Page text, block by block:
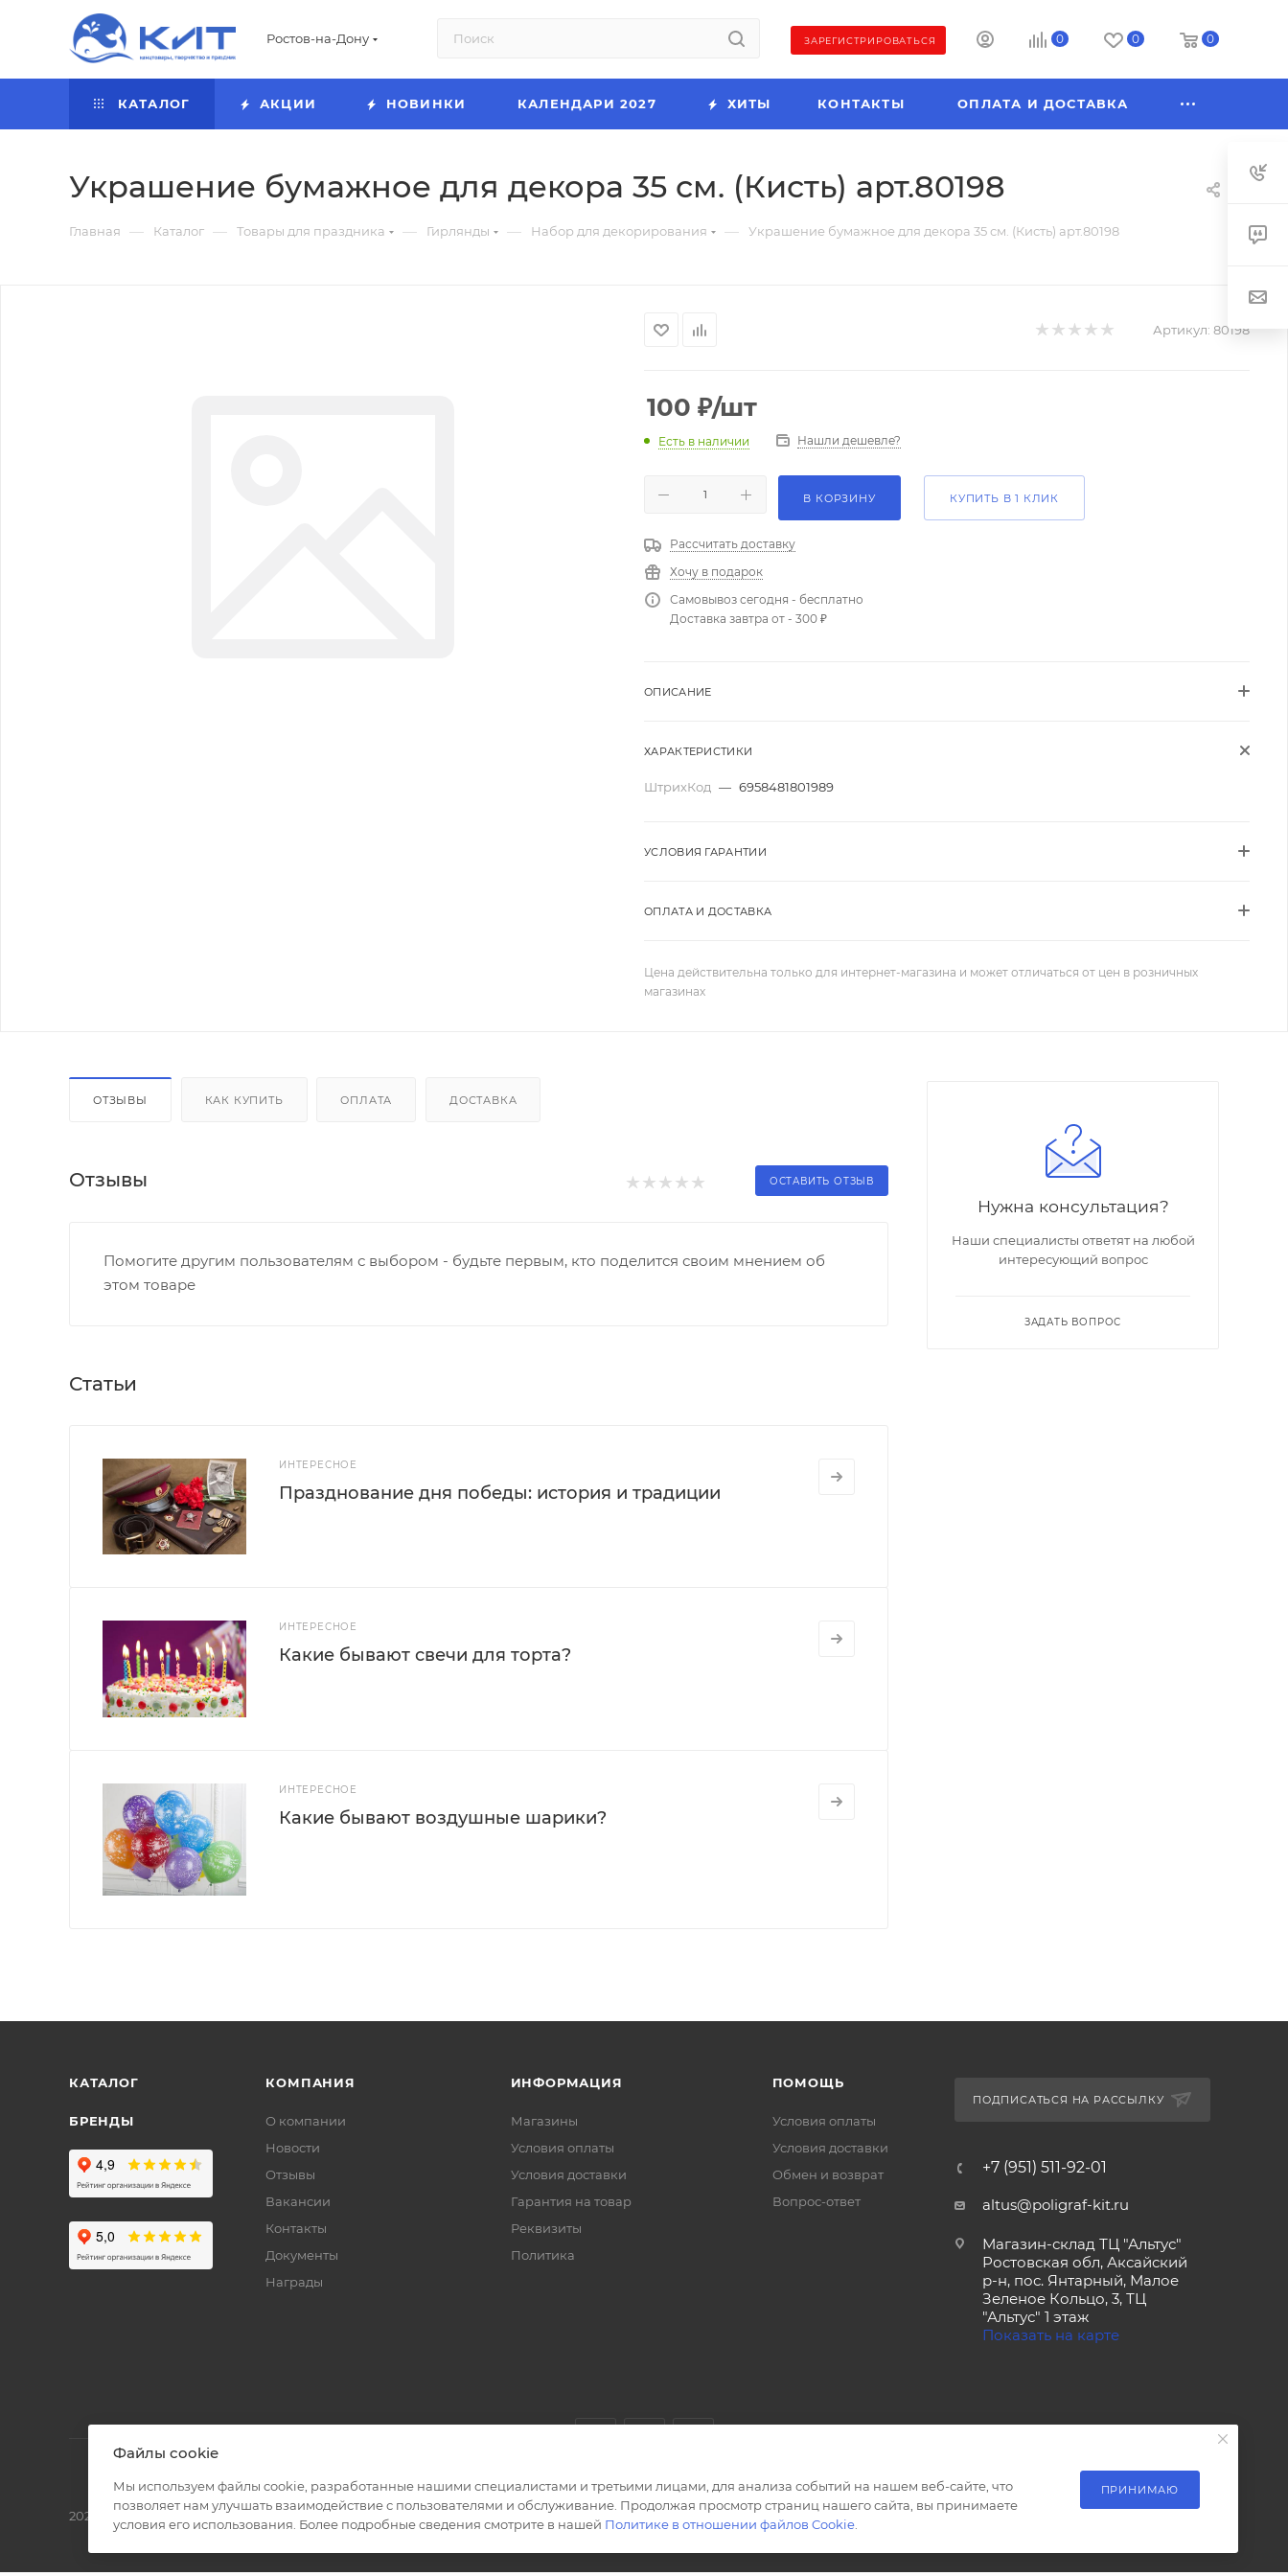
Ростов-на-Дону ЗАРЕГИСТРИРОВАТЬСЯ 0 0 0
КАТАЛОГ АКЦИИ НОВИНКИ КАЛЕНДАРИ 2027 ХИТЫ КОНТАКТЫ ОПЛАТА И ДОСТАВКА
Украшение бумажное для декора 35 см. (Кисть) арт.80198
Главная — Каталог — Товары для праздника — Гирлянды — Набор для декорирования — Украшение бумажное для декора 35 см. (Кисть) арт.80198
Артикул: 80198
100 ₽/шт
Есть в наличии Нашли дешевле?
В КОРЗИНУ КУПИТЬ В 1 КЛИК
Рассчитать доставку
Хочу в подарок
Самовывоз сегодня - бесплатно
Доставка завтра от - 300 ₽
ОПИСАНИЕ
ХАРАКТЕРИСТИКИ
ШтрихКод — 6958481801989
УСЛОВИЯ ГАРАНТИИ
ОПЛАТА И ДОСТАВКА
Цена действительна только для интернет-магазина и может отличаться от цен в розничных
магазинах
ОТЗЫВЫ КАК КУПИТЬ ОПЛАТА ДОСТАВКА
Отзывы ОСТАВИТЬ ОТЗЫВ
Помогите другим пользователям с выбором - будьте первым, кто поделится своим мнением об
этом товаре
Статьи
ИНТЕРЕСНОЕ
Празднование дня победы: история и традиции
ИНТЕРЕСНОЕ
Какие бывают свечи для торта?
ИНТЕРЕСНОЕ
Какие бывают воздушные шарики?
Нужна консультация?
Наши специалисты ответят на любой
интересующий вопрос
ЗАДАТЬ ВОПРОС
КАТАЛОГ
БРЕНДЫ
КОМПАНИЯ
О компании
Новости
Отзывы
Вакансии
Контакты
Документы
Награды
ИНФОРМАЦИЯ
Магазины
Условия оплаты
Условия доставки
Гарантия на товар
Реквизиты
Политика
ПОМОЩЬ
Условия оплаты
Условия доставки
Обмен и возврат
Вопрос-ответ
ПОДПИСАТЬСЯ НА РАССЫЛКУ
+7 (951) 511-92-01
altus@poligraf-kit.ru
Магазин-склад ТЦ "Альтус"
Ростовская обл, Аксайский
р-н, пос. Янтарный, Малое
Зеленое Кольцо, 3, ТЦ
"Альтус" 1 этаж
Показать на карте
2026 © Полиграф кит - интернет-магазин
Файлы cookie
Мы используем файлы cookie, разработанные нашими специалистами и третьими лицами, для анализа событий на нашем веб-сайте, что
позволяет нам улучшать взаимодействие с пользователями и обслуживание. Продолжая просмотр страниц нашего сайта, вы принимаете
условия его использования. Более подробные сведения смотрите в нашей Политике в отношении файлов Cookie
ПРИНИМАЮ